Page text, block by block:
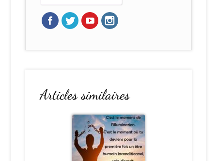
Articles similaires